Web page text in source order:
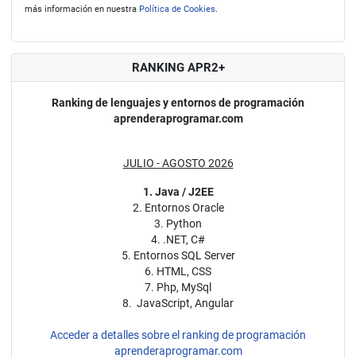
más información en nuestra Política de Cookies.
RANKING APR2+
Ranking de lenguajes y entornos de programación
aprenderaprogramar.com
JULIO - AGOSTO 2026
1. Java / J2EE
2. Entornos Oracle
3. Python
4. .NET, C#
5. Entornos SQL Server
6. HTML, CSS
7. Php, MySql
8. JavaScript, Angular
Acceder a detalles sobre el ranking de programación
aprenderaprogramar.com